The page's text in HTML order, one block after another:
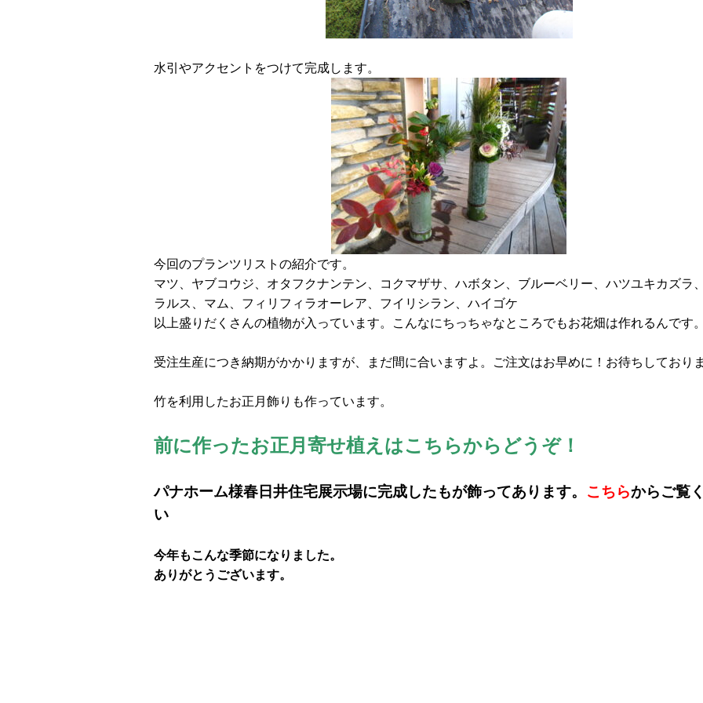
水引やアクセントをつけて完成します。
今回のプランツリストの紹介です。
マツ、ヤブコウジ、オタフクナンテン、コクマザサ、ハボタン、ブルーベリー、ハツユキカズラ
ラルス、マム、フィリフィラオーレア、フイリシラン、ハイゴケ
以上盛りだくさんの植物が入っています。こんなにちっちゃなところでもお花畑は作れるんです。
受注生産につき納期がかかりますが、まだ間に合いますよ。ご注文はお早めに！お待ちしておりま
竹を利用したお正月飾りも作っています。
前に作ったお正月寄せ植えはこちらからどうぞ！
パナホーム様春日井住宅展示場に完成したもが飾ってあります。 こちらからご覧
い
今年もこんな季節になりました。
ありがとうございます。